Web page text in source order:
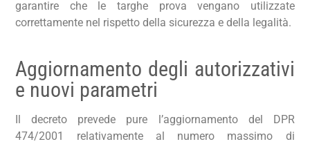
garantire che le targhe prova vengano utilizzate
correttamente nel rispetto della sicurezza e della legalità.
Aggiornamento degli autorizzativi
e nuovi parametri
Il decreto prevede pure l’aggiornamento del DPR
474/2001 relativamente al numero massimo di